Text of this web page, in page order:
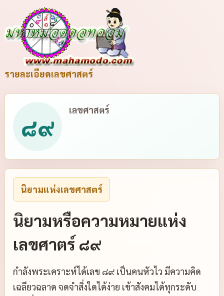
รายละเอียดเลขศาสตร์
๘๙
เลขศาสตร์
นิยามแห่งเลขศาสตร์
นิยามหรือความหมายแห่ง
เลขศาตร์ ๘๙
กำลังพระเคราะห์ได้เลข ๘๙ เป็นคนหัวไว มีความคิด
เฉลียวฉลาด จดจำสิ่งใดได้ง่าย เข้าสังคมได้ทุกระดับ